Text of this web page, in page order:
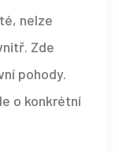
nelze
Zde
pohody.
o konkrétní